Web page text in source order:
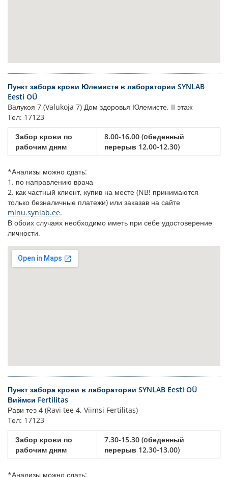
Пункт забора крови Юлемисте в лаборатории SYNLAB
Eesti OÜ
Baлукоя 7 (Valukoja 7) Дом здоровья Юлемисте, II этаж
Tел: 17123
Забор крови по
рабочим дням
8.00-16.00 (oбеденный
перерыв 12.00-12.30)
*Анализы можно сдать:
1. по направлению врача
2. как частный клиент, купив на месте (NB! принимаются
только безналичные платежи) или заказав на сайте
minu.synlab.ee.
В обоих случаях необходимо иметь при себе удостоверение
личности.
Пункт забора крови в лаборатории SYNLAB Eesti OÜ
Виймси Fertilitas
Рави теэ 4 (Ravi tee 4, Viimsi Fertilitas)
Тел: 17123
Забор крови по
рабочим дням
7.30-15.30 (oбеденный
перерыв 12.30-13.00)
*Анализы можно сдать: